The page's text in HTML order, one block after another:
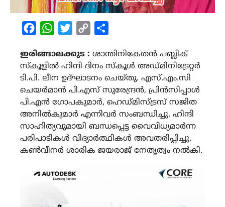
FacebookWhatsAppTwitterCopy
ഇരിങ്ങാലക്കുട : ശാന്തിനികേതൻ പബ്ലിക്
സ്കൂളിൽ ഹിന്ദി ദിനം സ്കൂൾ അഡ്മിനിട്രേറ്റർ
ടി.പി. ലീന ഉദ്ഘാടനം ചെയ്തു. എസ്.എം.സി
ചെയർമാൻ പി.എസ് സുരേന്ദ്രൻ, പ്രിൻസിപ്പാൾ
പി.എൻ ഗോപകുമാർ, ഹെഡ്മിസ്ട്രസ് സജിത
അനിൽകുമാർ എന്നിവർ സംബന്ധിച്ചു. ഹിന്ദി
സാഹിത്യവുമായി ബന്ധപ്പെട്ട വൈവിധ്യമാർന്ന
പരിപാടികൾ വിദ്യാർത്ഥികൾ അവതരിപ്പിച്ചു.
കൺവീനർ ശാരിക ജയരാജ് നേതൃത്വം നൽകി.